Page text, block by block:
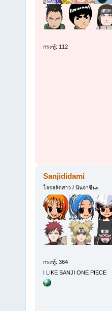
กระทู้: 112
Sanjididami
โจรสลัดสาว / นินจาซึนะ
กระทู้: 364
I LIKE SANJI ONE PIECE